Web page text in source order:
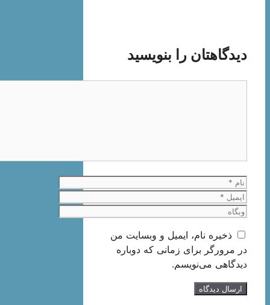
دیدگاهتان را بنویسید
نام
ایمیل
وبگاه
ذخیره نام، ایمیل و وبسایت من
در مرورگر برای زمانی که دوباره
دیدگاهی می‌نویسم.